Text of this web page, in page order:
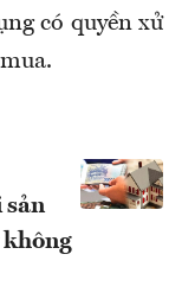
có quyền xử
sản
không